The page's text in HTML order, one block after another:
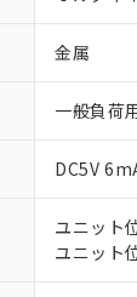
金属
一般負荷
DC5V
ユニット
ユニット